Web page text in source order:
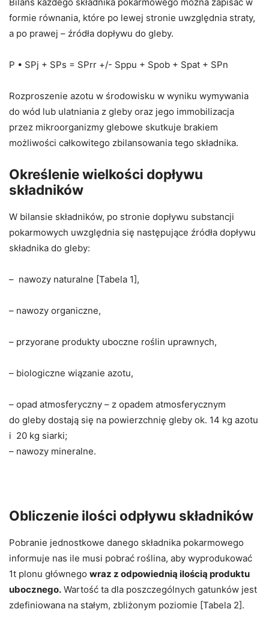
Bilans każdego składnika pokarmowego można zapisać w
formie równania, które po lewej stronie uwzględnia straty,
a po prawej – źródła dopływu do gleby.
P • SPj + SPs = SPrr +/- Sppu + Spob + Spat + SPn
Rozproszenie azotu w środowisku w wyniku wymywania
do wód lub ulatniania z gleby oraz jego immobilizacja
przez mikroorganizmy glebowe skutkuje brakiem
możliwości całkowitego zbilansowania tego składnika.
Określenie wielkości dopływu
składników
W bilansie składników, po stronie dopływu substancji
pokarmowych uwzględnia się następujące źródła dopływu
składnika do gleby:
– nawozy naturalne [Tabela 1],
– nawozy organiczne,
– przyorane produkty uboczne roślin uprawnych,
– biologiczne wiązanie azotu,
– opad atmosferyczny – z opadem atmosferycznym
do gleby dostają się na powierzchnię gleby ok. 14 kg azotu
i 20 kg siarki;
– nawozy mineralne.
Obliczenie ilości odpływu składników
Pobranie jednostkowe danego składnika pokarmowego
informuje nas ile musi pobrać roślina, aby wyprodukować
1t plonu głównego wraz z odpowiednią ilością produktu
ubocznego. Wartość ta dla poszczególnych gatunków jest
zdefiniowana na stałym, zbliżonym poziomie [Tabela 2].